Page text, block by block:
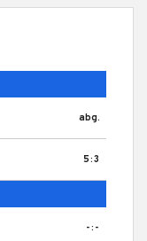
abg.
5:3
-:-